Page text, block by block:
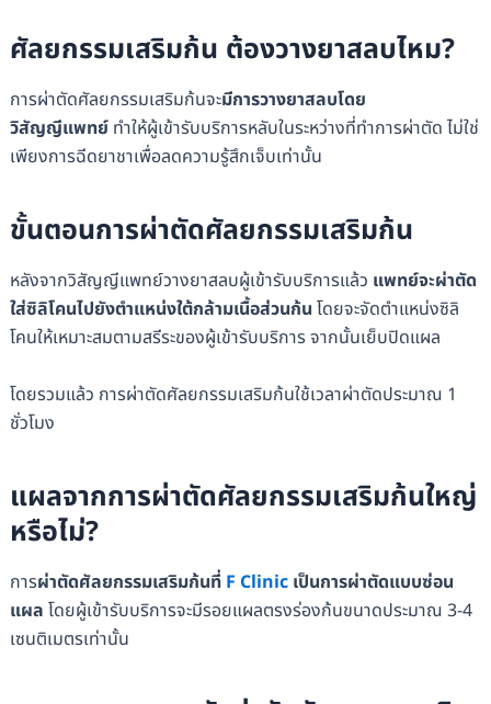
ศัลยกรรมเสริมก้น ต้องวางยาสลบไหม?
การผ่าตัดศัลยกรรมเสริมก้นจะมีการวางยาสลบโดย
วิสัญญีแพทย์ ทำให้ผู้เข้ารับบริการหลับในระหว่างที่ทำการผ่าตัด ไม่ใช่
เพียงการฉีดยาชาเพื่อลดความรู้สึกเจ็บเท่านั้น
ขั้นตอนการผ่าตัดศัลยกรรมเสริมก้น
หลังจากวิสัญญีแพทย์วางยาสลบผู้เข้ารับบริการแล้ว แพทย์จะผ่าตัด
ใส่ซิลิโคนไปยังตำแหน่งใต้กล้ามเนื้อส่วนก้น โดยจะจัดตำแหน่งซิลิ
โคนให้เหมาะสมตามสรีระของผู้เข้ารับบริการ จากนั้นเย็บปิดแผล
โดยรวมแล้ว การผ่าตัดศัลยกรรมเสริมก้นใช้เวลาผ่าตัดประมาณ 1
ชั่วโมง
แผลจากการผ่าตัดศัลยกรรมเสริมก้นใหญ่
หรือไม่?
การผ่าตัดศัลยกรรมเสริมก้นที่ F Clinicเป็นการผ่าตัดแบบซ่อน
แผล โดยผู้เข้ารับบริการจะมีรอยแผลตรงร่องก้นขนาดประมาณ 3-4
เซนติเมตรเท่านั้น